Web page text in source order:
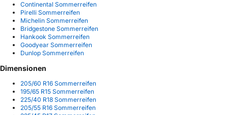
Continental Sommerreifen
Pirelli Sommerreifen
Michelin Sommerreifen
Bridgestone Sommerreifen
Hankook Sommerreifen
Goodyear Sommerreifen
Dunlop Sommerreifen
Dimensionen
205/60 R16 Sommerreifen
195/65 R15 Sommerreifen
225/40 R18 Sommerreifen
205/55 R16 Sommerreifen